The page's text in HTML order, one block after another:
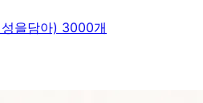
을담아) 3000개